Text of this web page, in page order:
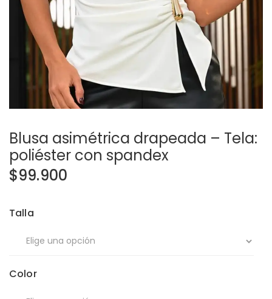
Blusa asimétrica drapeada – Tela:
poliéster con spandex
$99.900
Talla
Color